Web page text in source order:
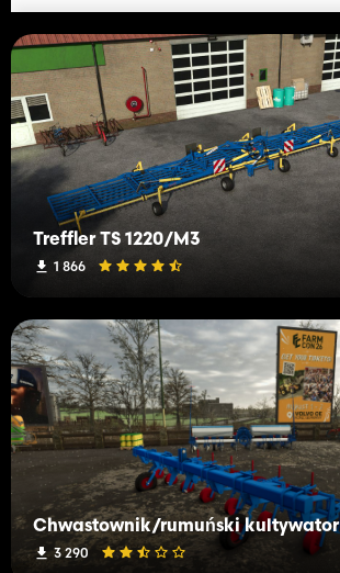
Treffler TS 1220/M3
1 866
Chwastownik/rumuński kultywator
3 290